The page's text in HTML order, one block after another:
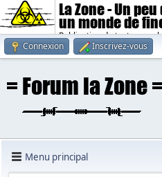
La Zone - Un
un monde de
Publication de textes
Connexion
Inscrivez-vous
Menu principal